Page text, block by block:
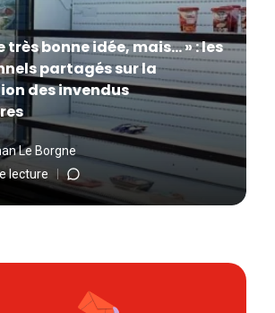
très bonne idée, mais... » : les
partagés sur la
des invendus
Le Borgne
lecture